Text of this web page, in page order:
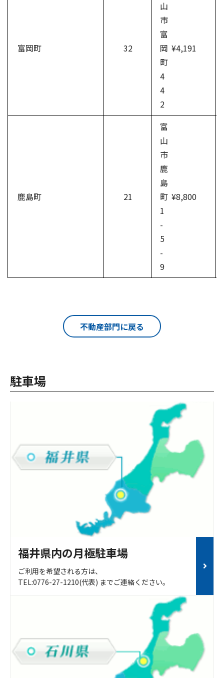
富岡町 32
山
市
富
岡
町
4
4
2
¥4,191
鹿島町 21
富
山
市
鹿
島
町
1
-
5
-
9
¥8,800
不動産部門に戻る
駐車場
福井県内の月極駐車場
ご利用を希望される方は、
TEL:0776-27-1210(代表) までご連絡ください。